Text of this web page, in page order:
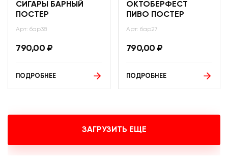
СИГАРЫ БАРНЫЙ
ПОСТЕР
Арт: бар38
790,00 ₽
ПОДРОБНЕЕ
ОКТОБЕРФЕСТ
ПИВО ПОСТЕР
Арт: бар27
790,00 ₽
ПОДРОБНЕЕ
ЗАГРУЗИТЬ ЕЩЕ